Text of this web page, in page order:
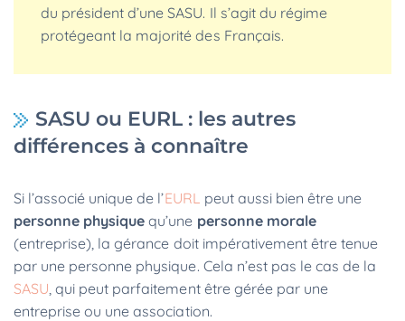
du président d’une SASU. Il s’agit du régime
protégeant la majorité des Français.
SASU ou EURL : les autres
différences à connaître
Si l’associé unique de l’EURL peut aussi bien être une
personne physique qu’une personne morale
(entreprise), la gérance doit impérativement être tenue
par une personne physique. Cela n’est pas le cas de la
SASU, qui peut parfaitement être gérée par une
entreprise ou une association.